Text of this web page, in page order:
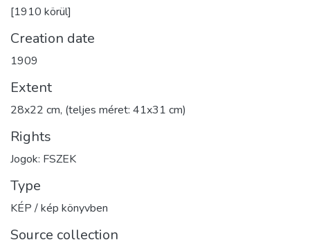
[1910 körül]
Creation date
1909
Extent
28x22 cm, (teljes méret: 41x31 cm)
Rights
Jogok: FSZEK
Type
KÉP / kép könyvben
Source collection